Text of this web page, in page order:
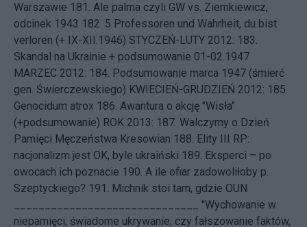
Warszawie 181. Ale palma czyli GW vs. Ziemkiewicz,
odcinek 1943 182. 5 Professoren und Wahrheit, du bist
verloren (+ IX-XII.1946) STYCZEŃ-LUTY 2012: 183.
Skandal na Ukrainie + podsumowanie 01-02.1947
MARZEC 2012: 184. Podsumowanie marca 1947 (śmierć
gen. Świerczewskiego) KWIECIEŃ-GRUDZIEŃ 2012: 185.
Genocidum atrox 186. Awantura o akcję "Wisła"
(+podsumowanie) ROK 2013: 187. Walczymy o Dzień
Pamięci Męczeństwa Kresowian 188. Elity III RP:
nacjonalizm jest OK, byle ukraiński 189. Eksperci – po
owocach ich poznacie 190. A ile ofiar zadowoliłoby p.
Szeptyckiego? 191. Michnik stoi tam, gdzie OUN
______________________________ "Wychowanie w
niepamięci, świadome ukrywanie, czy fałszowanie faktów,